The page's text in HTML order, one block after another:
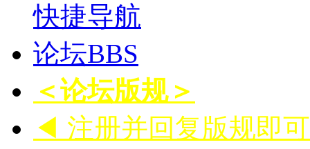
快捷导航
论坛BBS
＜论坛版规＞
◀ 注册并回复版规即